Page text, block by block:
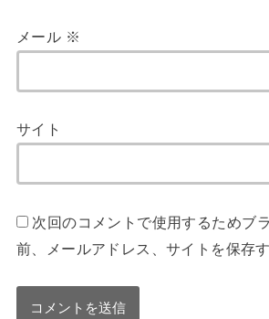
メール ※
サイト
次回のコメントで使用するためブ
前、メールアドレス、サイトを保存す